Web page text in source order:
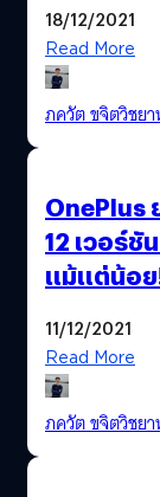
18/12/2021
Read More
ภควัต ขจิตวิชย
OnePlus
12 เวอร์ชั
แม้แต่น้อ
11/12/2021
Read More
ภควัต ขจิตวิชย